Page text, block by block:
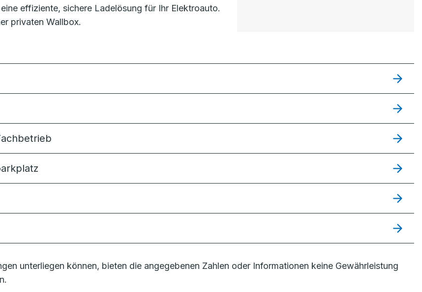
effiziente, sichere Ladelösung für Ihr Elektroauto.
privaten Wallbox.
unterliegen können, bieten die angegebenen Zahlen oder Informationen keine Gewährleistung